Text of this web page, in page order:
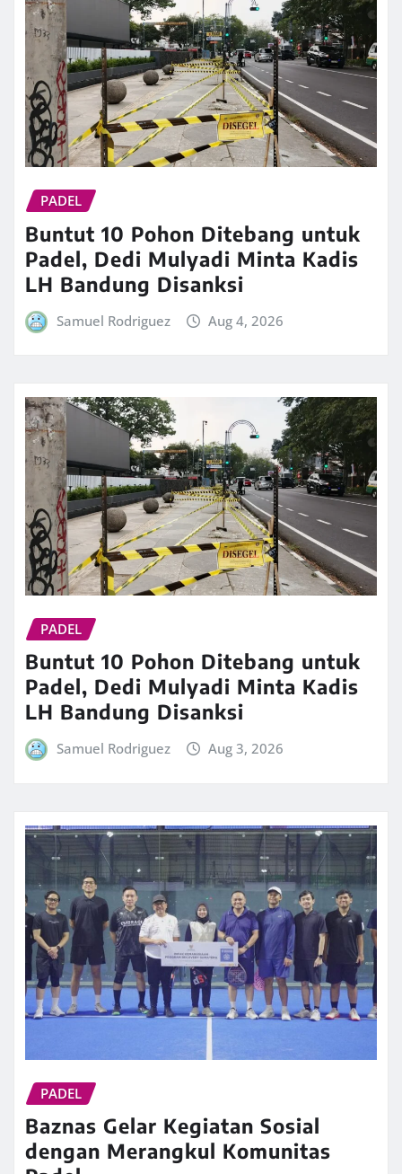
PADEL
Buntut 10 Pohon Ditebang untuk
Padel, Dedi Mulyadi Minta Kadis
LH Bandung Disanksi
Samuel Rodriguez Aug 4, 2026
PADEL
Buntut 10 Pohon Ditebang untuk
Padel, Dedi Mulyadi Minta Kadis
LH Bandung Disanksi
Samuel Rodriguez Aug 3, 2026
PADEL
Baznas Gelar Kegiatan Sosial
dengan Merangkul Komunitas